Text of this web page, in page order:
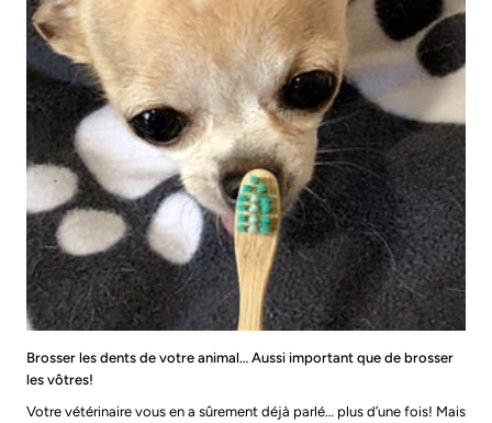
Brosser les dents de votre animal… Aussi important que de brosser
les vôtres!
Votre vétérinaire vous en a sûrement déjà parlé… plus d’une fois! Mais